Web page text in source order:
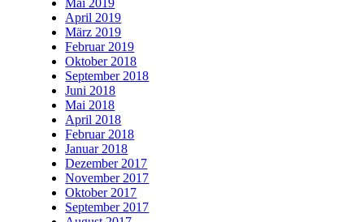
Mai 2019
April 2019
März 2019
Februar 2019
Oktober 2018
September 2018
Juni 2018
Mai 2018
April 2018
Februar 2018
Januar 2018
Dezember 2017
November 2017
Oktober 2017
September 2017